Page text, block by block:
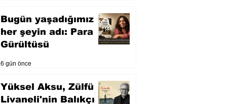
Bugün yaşadığımız
her şeyin adı: Para
Gürültüsü
6 gün önce
Yüksel Aksu, Zülfü
Livaneli'nin Balıkçı